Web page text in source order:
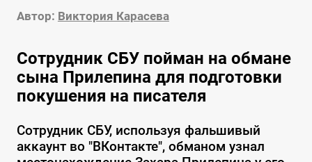
Автор: Виктория Карасева
Сотрудник СБУ пойман на обмане
сына Прилепина для подготовки
покушения на писателя
Сотрудник СБУ, используя фальшивый
аккаунт во "ВКонтакте", обманом узнал